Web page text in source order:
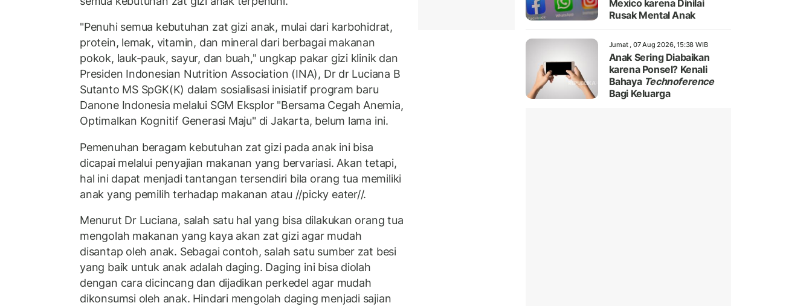
"Penuhi semua kebutuhan zat gizi anak, mulai dari karbohidrat,
protein, lemak, vitamin, dan mineral dari berbagai makanan
pokok, lauk-pauk, sayur, dan buah," ungkap pakar gizi klinik dan
Presiden Indonesian Nutrition Association (INA), Dr dr Luciana B
Sutanto MS SpGK(K) dalam sosialisasi inisiatif program baru
Danone Indonesia melalui SGM Eksplor "Bersama Cegah Anemia,
Optimalkan Kognitif Generasi Maju" di Jakarta, belum lama ini.
Pemenuhan beragam kebutuhan zat gizi pada anak ini bisa
dicapai melalui penyajian makanan yang bervariasi. Akan tetapi,
hal ini dapat menjadi tantangan tersendiri bila orang tua memiliki
anak yang pemilih terhadap makanan atau //picky eater//.
Menurut Dr Luciana, salah satu hal yang bisa dilakukan orang tua
mengolah makanan yang kaya akan zat gizi agar mudah
disantap oleh anak. Sebagai contoh, salah satu sumber zat besi
yang baik untuk anak adalah daging. Daging ini bisa diolah
dengan cara dicincang dan dijadikan perkedel agar mudah
dikonsumsi oleh anak. Hindari mengolah daging menjadi sajian
Mexico karena Dinilai
Rusak Mental Anak
Jumat , 07 Aug 2026, 15:38 WIB
Anak Sering Diabaikan
karena Ponsel? Kenali
Bahaya Technoference
Bagi Keluarga